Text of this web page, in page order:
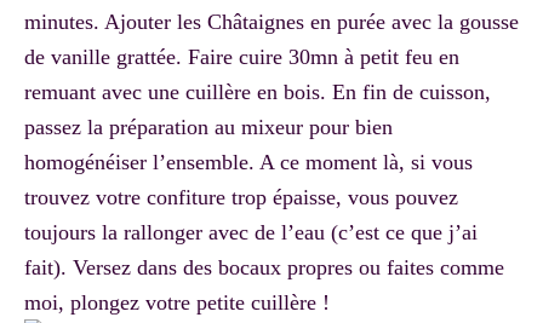
minutes. Ajouter les Châtaignes en purée avec la gousse
de vanille grattée. Faire cuire 30mn à petit feu en
remuant avec une cuillère en bois. En fin de cuisson,
passez la préparation au mixeur pour bien
homogénéiser l’ensemble. A ce moment là, si vous
trouvez votre confiture trop épaisse, vous pouvez
toujours la rallonger avec de l’eau (c’est ce que j’ai
fait). Versez dans des bocaux propres ou faites comme
moi, plongez votre petite cuillère !